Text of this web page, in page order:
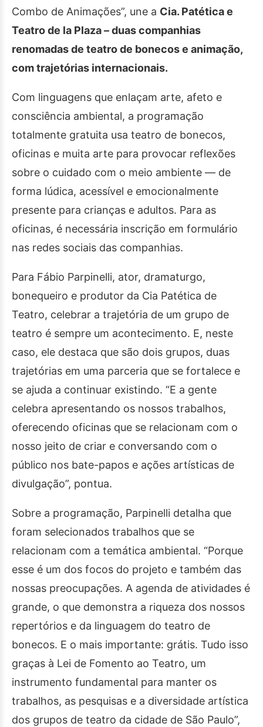
Combo de Animações”, une a Cia. Patética e
Teatro de la Plaza –duas companhias
renomadas de teatro de bonecos e animação,
com trajetórias internacionais.
Com linguagens que enlaçam arte, afeto e
consciência ambiental, a programação
totalmente gratuita usa teatro de bonecos,
oficinas e muita arte para provocar reflexões
sobre o cuidado com o meio ambiente — de
forma lúdica, acessível e emocionalmente
presente para crianças e adultos. Para as
oficinas, é necessária inscrição em formulário
nas redes sociais das companhias.
Para Fábio Parpinelli, ator, dramaturgo,
bonequeiro e produtor da Cia Patética de
Teatro, celebrar a trajetória de um grupo de
teatro é sempre um acontecimento. E, neste
caso, ele destaca que são dois grupos, duas
trajetórias em uma parceria que se fortalece e
se ajuda a continuar existindo. “E a gente
celebra apresentando os nossos trabalhos,
oferecendo oficinas que se relacionam com o
nosso jeito de criar e conversando com o
público nos bate-papos e ações artísticas de
divulgação”, pontua.
Sobre a programação, Parpinelli detalha que
foram selecionados trabalhos que se
relacionam com a temática ambiental. “Porque
esse é um dos focos do projeto e também das
nossas preocupações. A agenda de atividades é
grande, o que demonstra a riqueza dos nossos
repertórios e da linguagem do teatro de
bonecos. E o mais importante: grátis. Tudo isso
graças à Lei de Fomento ao Teatro, um
instrumento fundamental para manter os
trabalhos, as pesquisas e a diversidade artística
dos grupos de teatro da cidade de São Paulo”,